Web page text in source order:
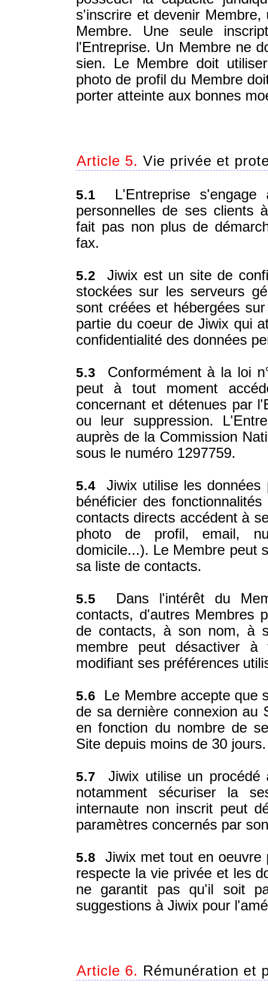
s'inscrire et devenir
Membre. Une seule
l'Entreprise. Un Membre ne
sien. Le Membre doit
photo de profil du Membre
porter atteinte aux bonnes
Article 5. Vie privée et
5.1 L'Entreprise s'engage
personnelles de ses clients
fait pas non plus de
fax.
5.2 Jiwix est un site de
stockées sur les serveurs
sont créées et hébergées
partie du coeur de Jiwix qui
confidentialité des données
5.3 Conformément à la loi
peut à tout moment
concernant et détenues par
ou leur suppression.
auprès de la Commission
sous le numéro 1297759.
5.4 Jiwix utilise les données
bénéficier des
contacts directs accédent à
photo de profil, email,
domicile...). Le Membre peut
sa liste de contacts.
5.5 Dans l'intérêt du
contacts, d'autres Membres
de contacts, à son nom, à
membre peut désactiver à
modifiant ses préférences
5.6 Le Membre accepte que
de sa dernière connexion au
en fonction du nombre de
Site depuis moins de 30 jours.
5.7 Jiwix utilise un procédé
notamment sécuriser la
internaute non inscrit peut
paramètres concernés par
5.8 Jiwix met tout en oeuvre
respecte la vie privée et les
ne garantit pas qu'il soit
suggestions à Jiwix pour
Article 6. Rémunération et